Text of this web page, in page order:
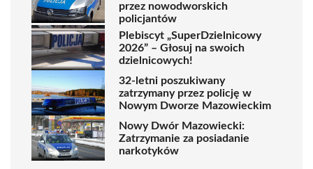
przez nowodworskich
policjantów
Plebiscyt „SuperDzielnicowy
2026” – Głosuj na swoich
dzielnicowych!
32-letni poszukiwany
zatrzymany przez policję w
Nowym Dworze Mazowieckim
Nowy Dwór Mazowiecki:
Zatrzymanie za posiadanie
narkotyków